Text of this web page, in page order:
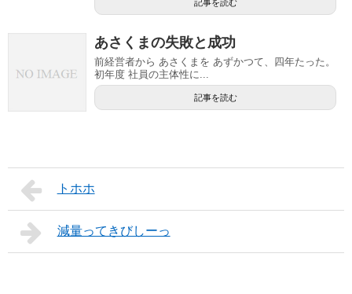
記事を読む
あさくまの失敗と成功
前経営者から あさくまを あずかつて、四年たった。
初年度 社員の主体性に...
記事を読む
トホホ
減量ってきびしーっ